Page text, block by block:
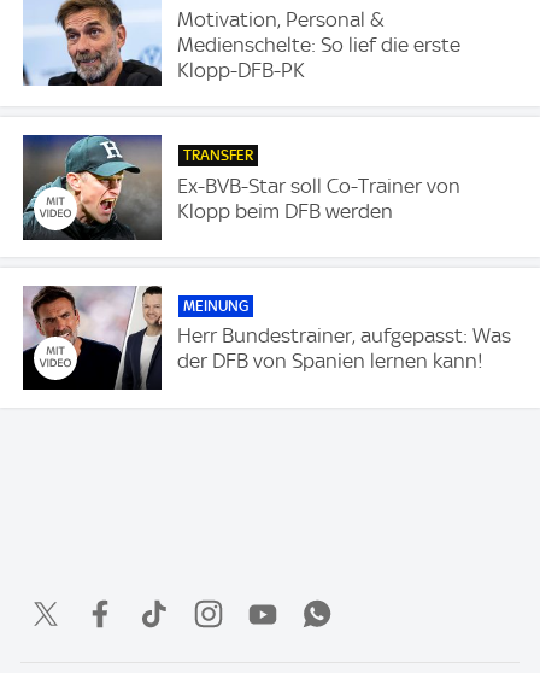
Motivation, Personal &
Medienschelte: So lief die erste
Klopp-DFB-PK
TRANSFER
Ex-BVB-Star soll Co-Trainer von
Klopp beim DFB werden
MEINUNG
Herr Bundestrainer, aufgepasst: Was
der DFB von Spanien lernen kann!